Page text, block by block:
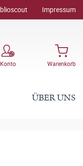
Impressum
Konto Warenkorb
ÜBER UNS